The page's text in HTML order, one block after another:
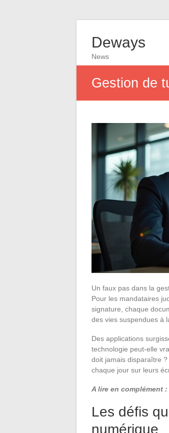
Deways
News
Gestion de
Un faux pas dans la
Pour les mandataires
signature, chaque
des vies suspendues à
Des applications
technologie peut-elle
doit jamais disparaître
chaque jour sur leurs
A lire en complément :
Les défis
numérique